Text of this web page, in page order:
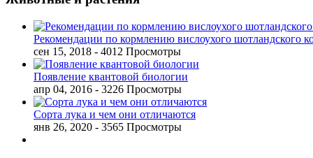
Рекомендации по кормлению вислоухого шотландского
сен 15, 2018 - 4012 Просмотры
Появление квантовой биологии
апр 04, 2016 - 3226 Просмотры
Сорта лука и чем они отличаются
янв 26, 2020 - 3565 Просмотры